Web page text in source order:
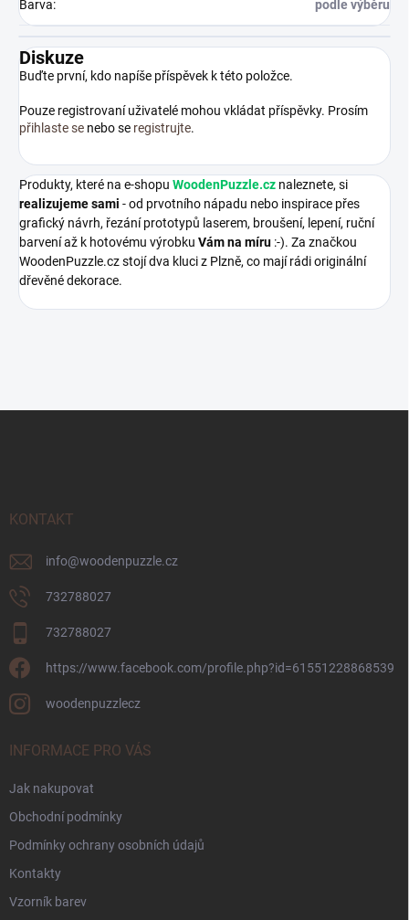
Barva: podle výběru
Diskuze
Buďte první, kdo napíše příspěvek k této položce.
Pouze registrovaní uživatelé mohou vkládat příspěvky. Prosím
přihlaste se nebo se registrujte.
Produkty, které na e-shopu WoodenPuzzle.cz naleznete, si
realizujeme sami - od prvotního nápadu nebo inspirace přes
grafický návrh, řezání prototypů laserem, broušení, lepení, ruční
barvení až k hotovému výrobku Vám na míru :-). Za značkou
WoodenPuzzle.cz stojí dva kluci z Plzně, co mají rádi originální
dřevěné dekorace.
KONTAKT
info@woodenpuzzle.cz
732788027
732788027
https://www.facebook.com/profile.php?id=61551228868539
woodenpuzzlecz
INFORMACE PRO VÁS
Jak nakupovat
Obchodní podmínky
Podmínky ochrany osobních údajů
Kontakty
Vzorník barev